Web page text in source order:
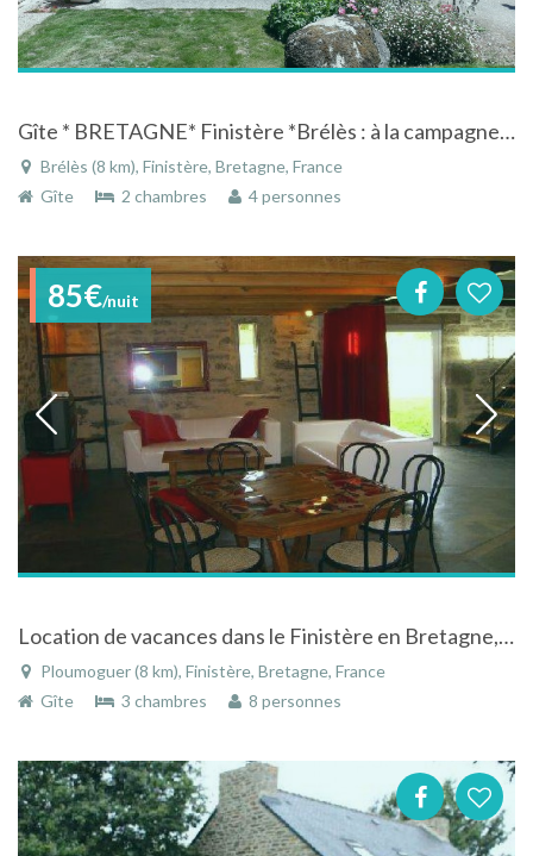
Gîte * BRETAGNE* Finistère *Brélès : à la campagne ,proche mer, 25 km de BREST
Brélès (8 km), Finistère, Bretagne, France
Gîte
2 chambres 4 personnes
85€/nuit
Location de vacances dans le Finistère en Bretagne, charme de l'ancien et confort du moderne
Ploumoguer (8 km), Finistère, Bretagne, France
Gîte
3 chambres 8 personnes